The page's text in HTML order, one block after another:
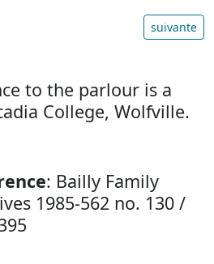
suivante
to the parlour is a
College, Wolfville.
: Bailly Family
1985-562 no. 130 /